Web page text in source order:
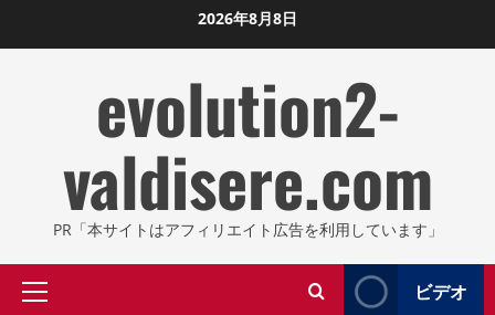
ン
2026年8月8日
evolution2-
valdisere.com
PR「本サイトはアフィリエイト広告を利用しています」
プ
ビデオ